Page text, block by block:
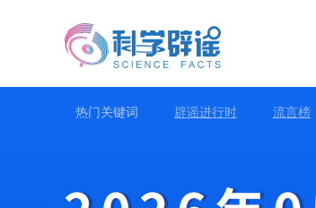
热门关键词 辟谣进行时 流言榜